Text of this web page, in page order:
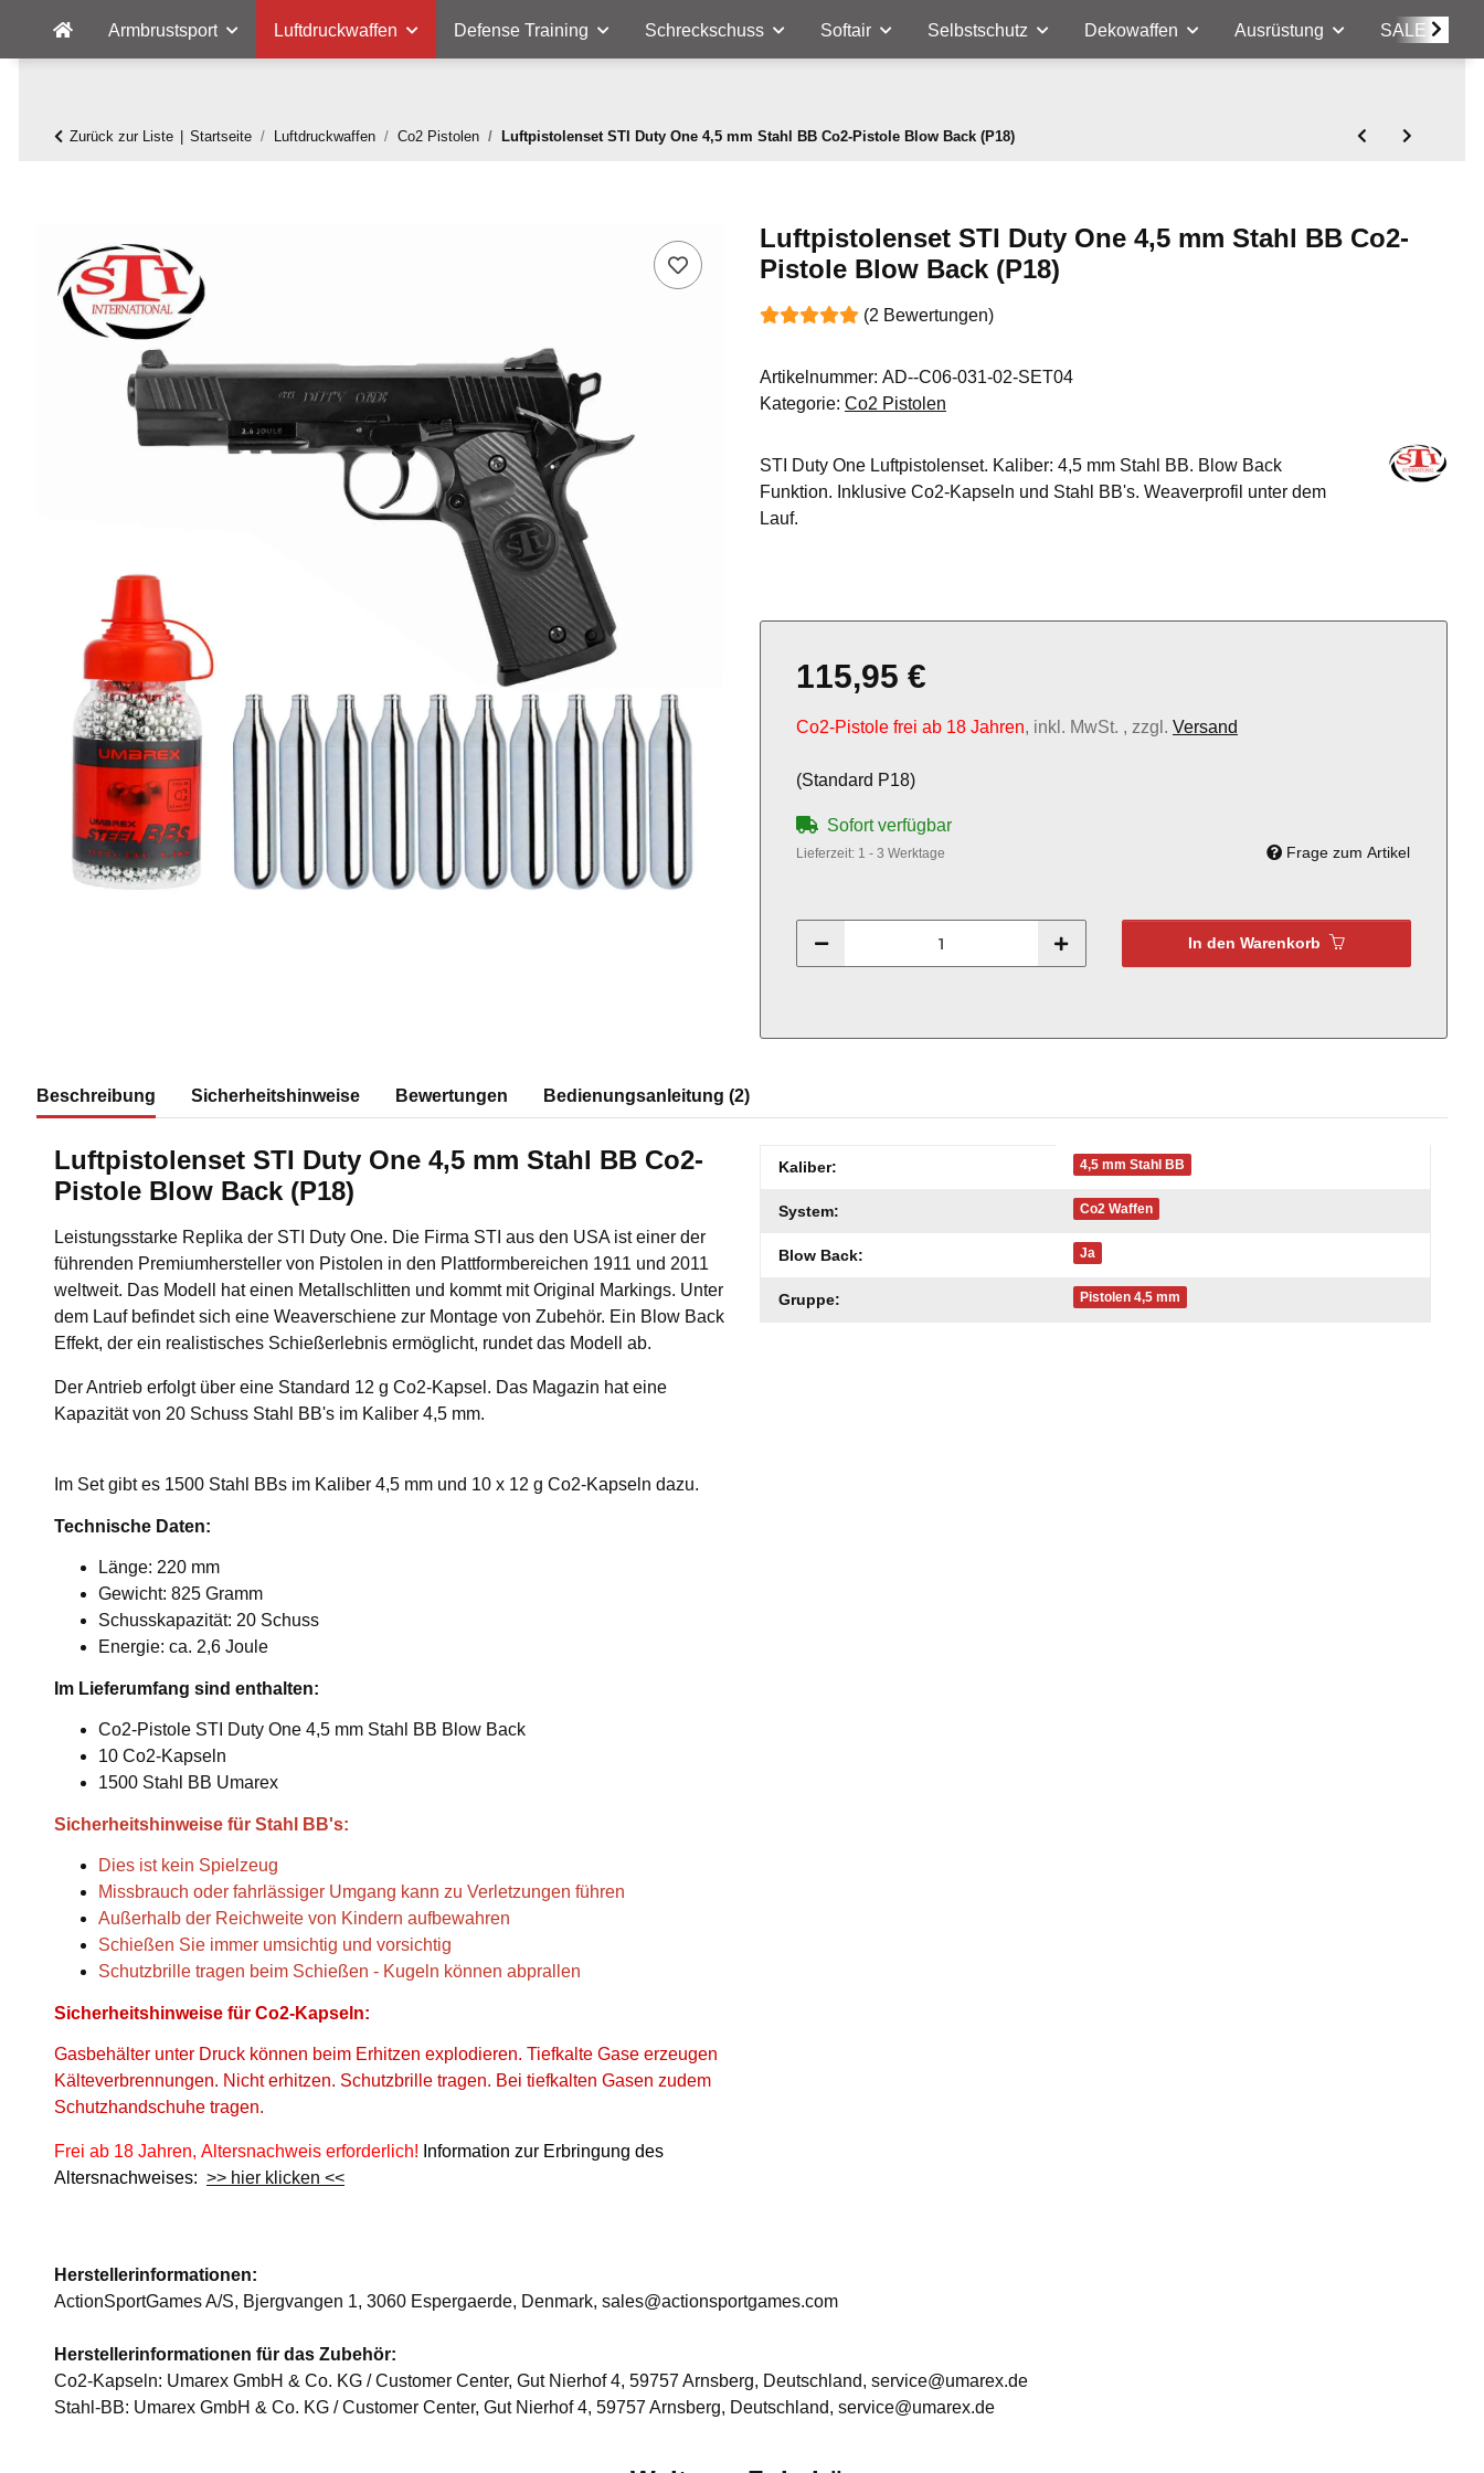
Armbrustsport Luftdruckwaffen Defense Training Schreckschuss Softair Selbstschutz Dekowaffen Ausrüstung SALE
Zurück zur Liste Startseite Luftdruckwaffen Co2 Pistolen Luftpistolenset STI Duty One 4,5 mm Stahl BB Co2-Pistole Blow Back (P18)
Luftpistolenset STI Duty One 4,5 mm Stahl BB Co2-
Pistole Blow Back (P18)
(2 Bewertungen)
Artikelnummer: AD--C06-031-02-SET04
Kategorie: Co2 Pistolen
STI Duty One Luftpistolenset. Kaliber: 4,5 mm Stahl BB. Blow Back
Funktion. Inklusive Co2-Kapseln und Stahl BB's. Weaverprofil unter dem
Lauf.
115,95 €
Co2-Pistole frei ab 18 Jahren, inkl. MwSt. , zzgl. Versand
(Standard P18)
Sofort verfügbar
Lieferzeit: 1 - 3 Werktage Frage zum Artikel
In den Warenkorb
Beschreibung Sicherheitshinweise Bewertungen Bedienungsanleitung (2)
Luftpistolenset STI Duty One 4,5 mm Stahl BB Co2-
Pistole Blow Back (P18)
Leistungsstarke Replika der STI Duty One. Die Firma STI aus den USA ist einer der
führenden Premiumhersteller von Pistolen in den Plattformbereichen 1911 und 2011
weltweit. Das Modell hat einen Metallschlitten und kommt mit Original Markings. Unter
dem Lauf befindet sich eine Weaverschiene zur Montage von Zubehör. Ein Blow Back
Effekt, der ein realistisches Schießerlebnis ermöglicht, rundet das Modell ab.
Der Antrieb erfolgt über eine Standard 12 g Co2-Kapsel. Das Magazin hat eine
Kapazität von 20 Schuss Stahl BB's im Kaliber 4,5 mm.
Im Set gibt es 1500 Stahl BBs im Kaliber 4,5 mm und 10 x 12 g Co2-Kapseln dazu.
Technische Daten:
Länge: 220 mm
Gewicht: 825 Gramm
Schusskapazität: 20 Schuss
Energie: ca. 2,6 Joule
Im Lieferumfang sind enthalten:
Co2-Pistole STI Duty One 4,5 mm Stahl BB Blow Back
10 Co2-Kapseln
1500 Stahl BB Umarex
Sicherheitshinweise für Stahl BB's:
Dies ist kein Spielzeug
Missbrauch oder fahrlässiger Umgang kann zu Verletzungen führen
Außerhalb der Reichweite von Kindern aufbewahren
Schießen Sie immer umsichtig und vorsichtig
Schutzbrille tragen beim Schießen - Kugeln können abprallen
Sicherheitshinweise für Co2-Kapseln:
Gasbehälter unter Druck können beim Erhitzen explodieren. Tiefkalte Gase erzeugen
Kälteverbrennungen. Nicht erhitzen. Schutzbrille tragen. Bei tiefkalten Gasen zudem
Schutzhandschuhe tragen.
Frei ab 18 Jahren, Altersnachweis erforderlich! Information zur Erbringung des
Altersnachweises: >> hier klicken <<
Produkteigenschaft
Wert
Kaliber: 4,5 mm Stahl BB
System: Co2 Waffen
Blow Back: Ja
Gruppe: Pistolen 4,5 mm
Herstellerinformationen:
ActionSportGames A/S, Bjergvangen 1, 3060 Espergaerde, Denmark, sales@actionsportgames.com
Herstellerinformationen für das Zubehör:
Co2-Kapseln: Umarex GmbH & Co. KG / Customer Center, Gut Nierhof 4, 59757 Arnsberg, Deutschland, service@umarex.de
Stahl-BB: Umarex GmbH & Co. KG / Customer Center, Gut Nierhof 4, 59757 Arnsberg, Deutschland, service@umarex.de